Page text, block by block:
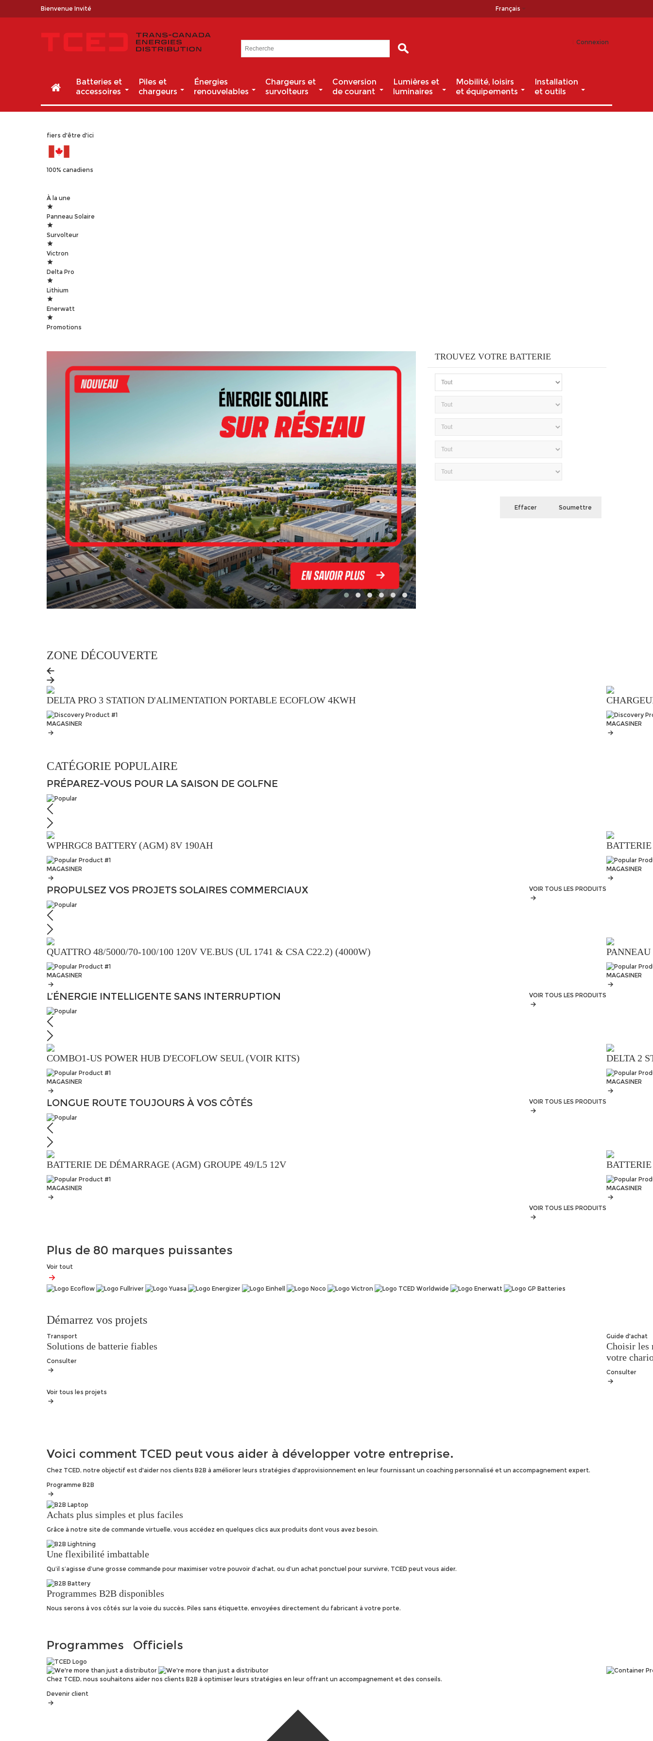
Bienvenue Invité Français
Connexion
Batteries et
accessoires
Piles et
chargeurs
Énergies
renouvelables
Chargeurs et
survolteurs
Conversion
de courant
Lumières et
luminaires
Mobilité, loisirs
et équipements
Installation
et outils
fiers d'être d'ici
100% canadiens
À la une
Panneau Solaire
Survolteur
Victron
Delta Pro
Lithium
Enerwatt
Promotions
TROUVEZ VOTRE BATTERIE
Soumettre
Effacer
ZONE DÉCOUVERTE
DELTA PRO 3 STATION D'ALIMENTATION PORTABLE ECOFLOW 4KWH
MAGASINER MAGASINER
CATÉGORIE POPULAIRE
PRÉPAREZ-VOUS POUR LA SAISON DE GOLFNE
WPHRGC8 BATTERY (AGM) 8V 190AH
MAGASINER MAGASINER
VOIR TOUS LES PRODUITS
PROPULSEZ VOS PROJETS SOLAIRES COMMERCIAUX
QUATTRO 48/5000/70-100/100 120V VE.BUS (UL 1741 & CSA C22.2) (4000W)
MAGASINER MAGASINER
VOIR TOUS LES PRODUITS
L’ÉNERGIE INTELLIGENTE SANS INTERRUPTION
COMBO1-US POWER HUB D'ECOFLOW SEUL (VOIR KITS)
MAGASINER
DELTA 2
MAGASINER
VOIR TOUS LES PRODUITS
LONGUE ROUTE TOUJOURS À VOS CÔTÉS
BATTERIE DE DÉMARRAGE (AGM) GROUPE 49/L5 12V
MAGASINER MAGASINER
VOIR TOUS LES PRODUITS
Plus de 80 marques puissantes
Voir tout
Démarrez vos projets
Transport
Solutions de batterie fiables
Consulter
Guide d'achat
Choisir les
votre
Consulter
Voir tous les projets
Voici comment TCED peut vous aider à développer votre entreprise.
Chez TCED, notre objectif est d'aider nos clients B2B à améliorer leurs stratégies d'approvisionnement en leur fournissant un coaching personnalisé et un accompagnement expert.
Programme B2B
Achats plus simples et plus faciles
Grâce à notre site de commande virtuelle, vous accédez en quelques clics aux produits dont vous avez besoin.
Une flexibilité imbattable
Qu’il s’agisse d’une grosse commande pour maximiser votre pouvoir d’achat, ou d’un achat ponctuel pour survivre, TCED peut vous aider.
Programmes B2B disponibles
Nous serons à vos côtés sur la voie du succès. Piles sans étiquette, envoyées directement du fabricant à votre porte.
Programmes Officiels
Chez TCED, nous souhaitons aider nos clients B2B à optimiser leurs stratégies en leur offrant un accompagnement et des conseils.
Devenir client